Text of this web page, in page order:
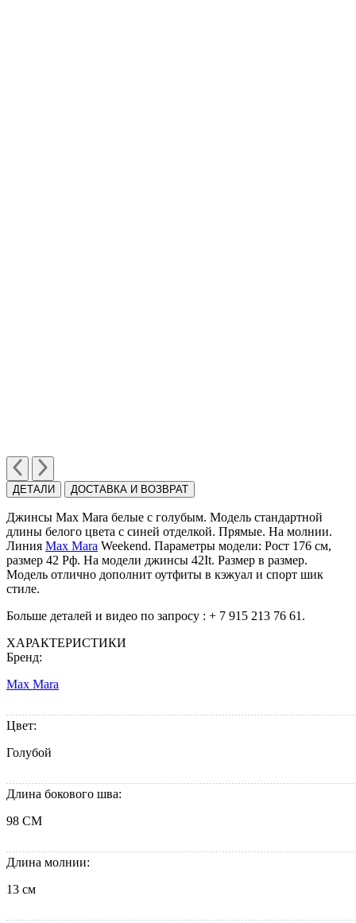
ДЕТАЛИ ДОСТАВКА И ВОЗВРАТ
Джинсы Max Mara белые с голубым. Модель стандартной
длины белого цвета с синей отделкой. Прямые. На молнии.
Линия Max Mara Weekend. Параметры модели: Рост 176 см,
размер 42 Рф. На модели джинсы 42It. Размер в размер.
Модель отлично дополнит оутфиты в кэжуал и спорт шик
стиле.
Больше деталей и видео по запросу : + 7 915 213 76 61.
ХАРАКТЕРИСТИКИ
Бренд:
Max Mara
Цвет:
Голубой
Длина бокового шва:
98 СМ
Длина молнии:
13 см